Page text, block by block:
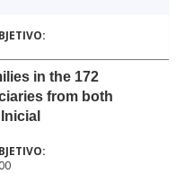
in the 172
from both